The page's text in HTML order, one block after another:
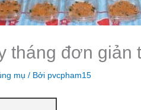
tháng đơn giản
mụ / Bởi pvcpham15